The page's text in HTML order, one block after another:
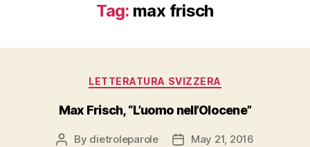
Tag: max frisch
Categories
LETTERATURA SVIZZERA
Max Frisch, “L’uomo nell’Olocene”
Post
By dietroleparole
PostMay 21, 2016